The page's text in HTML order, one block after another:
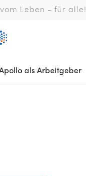
Leben - für alle!
als Arbeitgeber